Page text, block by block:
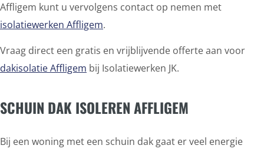
Affligem kunt u vervolgens contact op nemen met
isolatiewerken Affligem.
Vraag direct een gratis en vrijblijvende offerte aan voor
dakisolatie Affligem bij Isolatiewerken JK.
SCHUIN DAK ISOLEREN AFFLIGEM
Bij een woning met een schuin dak gaat er veel energie